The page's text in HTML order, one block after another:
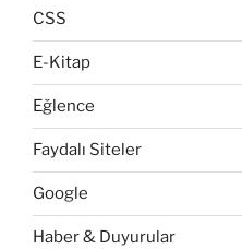
CSS
E-Kitap
Eğlence
Faydalı Siteler
Google
Haber & Duyurular